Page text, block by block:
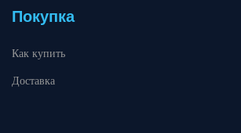
Покупка
Как купить
Доставка